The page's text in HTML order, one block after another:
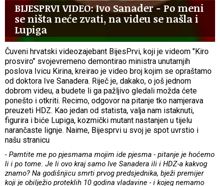
BIJESPRVI VIDEO: Ivo Sanader - Po meni
se ništa neće zvati, na videu se našla i
Lupiga
Čuveni hrvatski videozajebant BijesPrvi, koji je videom "Kiro
prosviro" svojevremeno demontirao ministra unutarnjih
poslova Ivicu Kirina, kreirao je video broj kojim se opraštamo
od doktora Ive Sanadera. Riječ je, dakako, o još jednom
dobrom videu, a budete li ga pažljivo gledali možda ćete
ponešto i otkriti. Recimo, odgovor na pitanje tko namjerava
preuzeti HDZ. Kao jedan od statista, valja nam istaknuti,
figurira i biće Lupiga, kozmički mutant nastanjen u tijelu
narančaste lignje. Naime, Bijesprvi u svoj je spot uvrstio i
našu stranicu
- Pamtite me po pjesmama mojim ide pjesma - pitanje je hoćemo
li i po tome. Je li ovo kraj samo Ive Sanadera ili i HDZ-a kakvog
znamo? Na godišnjicu smrti prvog predsjednika, bježi premijer
koji je obilježio proteklih 10 godina vladavine - i kojeg nemamo